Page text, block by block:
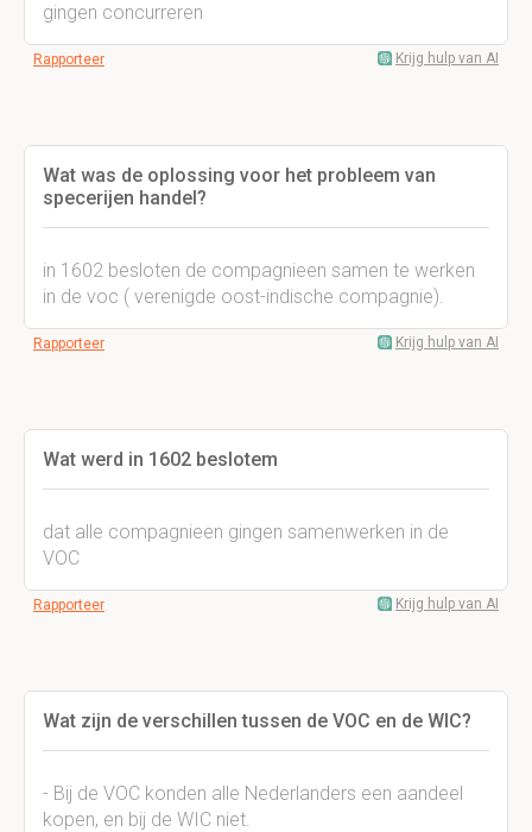
gingen concurreren
Rapporteer Krijg hulp van AI
Wat was de oplossing voor het probleem van
specerijen handel?
in 1602 besloten de compagnieen samen te werken
in de voc ( verenigde oost-indische compagnie).
Rapporteer Krijg hulp van AI
Wat werd in 1602 beslotem
dat alle compagnieen gingen samenwerken in de
VOC
Rapporteer Krijg hulp van AI
Wat zijn de verschillen tussen de VOC en de WIC?
- Bij de VOC konden alle Nederlanders een aandeel
kopen, en bij de WIC niet.